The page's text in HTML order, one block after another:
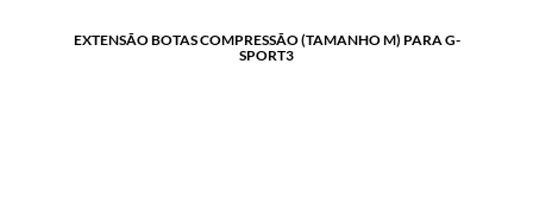
EXTENSÃO BOTAS COMPRESSÃO (TAMANHO M) PARA G-
SPORT3